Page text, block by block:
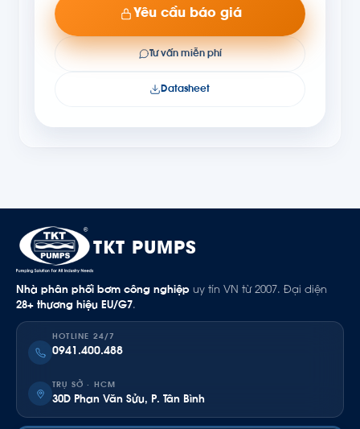
Yêu cầu báo giá
Tư vấn miễn phí
Datasheet
TKT PUMPS
Nhà phân phối bơm công nghiệp uy tín VN từ 2007. Đại diện
28+ thương hiệu EU/G7.
HOTLINE 24/7
0941.400.488
TRỤ SỞ · HCM
30D Phan Văn Sửu, P. Tân Bình